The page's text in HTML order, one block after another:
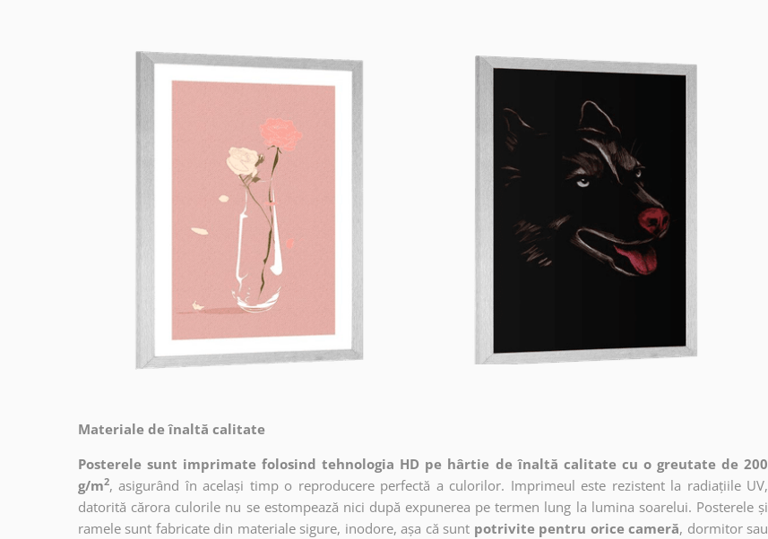
Materiale de înaltă calitate
Posterele sunt imprimate folosind tehnologia HD pe hârtie de înaltă calitate cu o greutate de 200
g/m2, asigurând în același timp o reproducere perfectă a culorilor. Imprimeul este rezistent la radiațiile UV,
datorită cărora culorile nu se estompează nici după expunerea pe termen lung la lumina soarelui. Posterele și
ramele sunt fabricate din materiale sigure, inodore, așa că sunt potrivite pentru orice cameră, dormitor sau